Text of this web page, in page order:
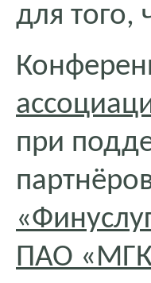
для того,
при
ПАО